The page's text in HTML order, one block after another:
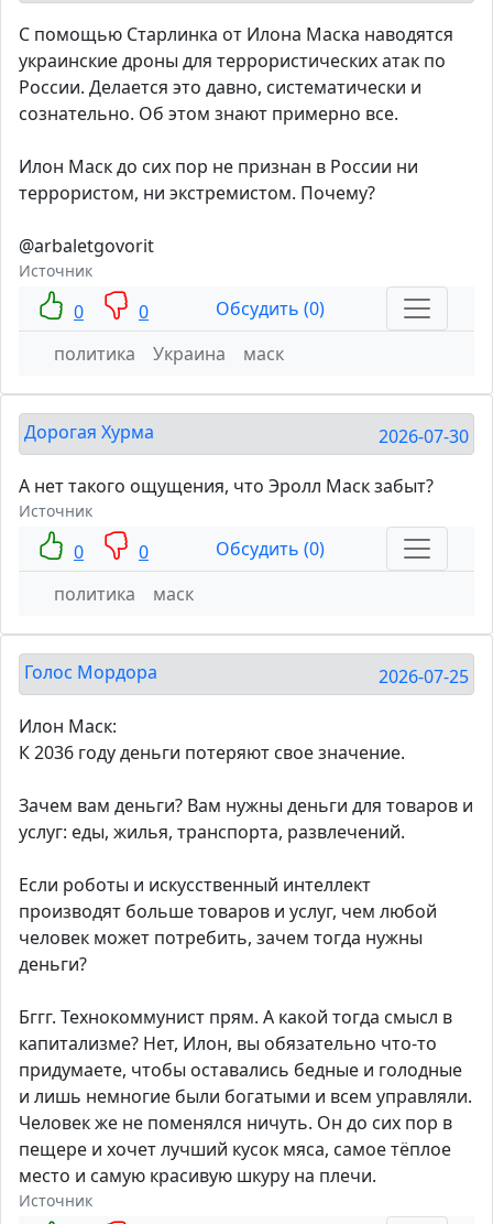
С помощью Старлинка от Илона Маска наводятся
украинские дроны для террористических атак по
России. Делается это давно, систематически и
сознательно. Об этом знают примерно все.
Илон Маск до сих пор не признан в России ни
террористом, ни экстремистом. Почему?
@arbaletgovorit
Источник
0 0
Обсудить (0)
политика
Украина маск
Дорогая Хурма 2026-07-30
А нет такого ощущения, что Эролл Маск забыт?
Источник
0 0
Обсудить (0)
политика
маск
Голос Мордора 2026-07-25
Илон Маск:
К 2036 году деньги потеряют свое значение.
Зачем вам деньги? Вам нужны деньги для товаров и
услуг: еды, жилья, транспорта, развлечений.
Если роботы и искусственный интеллект
производят больше товаров и услуг, чем любой
человек может потребить, зачем тогда нужны
деньги?
Бггг. Технокоммунист прям. А какой тогда смысл в
капитализме? Нет, Илон, вы обязательно что-то
придумаете, чтобы оставались бедные и голодные
и лишь немногие были богатыми и всем управляли.
Человек же не поменялся ничуть. Он до сих пор в
пещере и хочет лучший кусок мяса, самое тёплое
место и самую красивую шкуру на плечи.
Источник